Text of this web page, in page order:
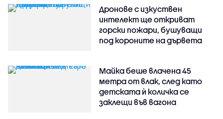
Дронове с изкуствен
интелект ще откриват
горски пожари, бушуващи
под короните на дървета
Майка беше влачена 45
метра от влак, след като
детската ѝ количка се
заклещи във вагона